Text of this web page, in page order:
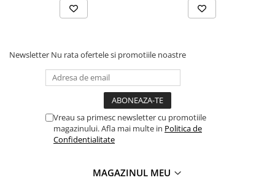
Automatizari panouri solare
Manometre, presostate si
termostate
Regulatoare electronice
Servoregulatoare
Ventile termice de amestec
Newsletter Nu rata ofertele si promotiile noastre
Vreau sa primesc newsletter cu promotiile
magazinului. Afla mai multe in Politica de
Confidentialitate
MAGAZINUL MEU